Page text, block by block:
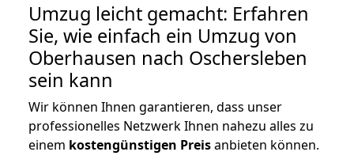
Umzug leicht gemacht: Erfahren
Sie, wie einfach ein Umzug von
Oberhausen nach Oschersleben
sein kann
Wir können Ihnen garantieren, dass unser
professionelles Netzwerk Ihnen nahezu alles zu
einem kostengünstigen Preisanbieten können.